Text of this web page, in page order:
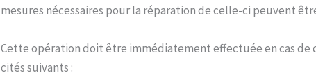
mesures nécessaires pour la réparation de celle-ci peuvent
Cette opération doit être immédiatement effectuée en cas de
cités suivants :